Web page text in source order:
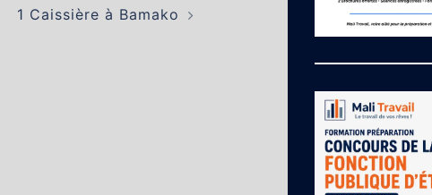
1 Caissière à Bamako